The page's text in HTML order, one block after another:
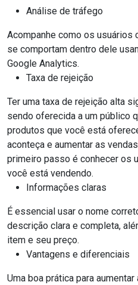
Análise de tráfego
Acompanhe como os usuários
se comportam dentro dele
Google Analytics.
Taxa de rejeição
Ter uma taxa de rejeição alta
sendo oferecida a um público
produtos que você está
aconteça e aumentar as
primeiro passo é conhecer os
você está vendendo.
Informações claras
É essencial usar o nome
descrição clara e completa,
item e seu preço.
Vantagens e diferenciais
Uma boa prática para aumentar